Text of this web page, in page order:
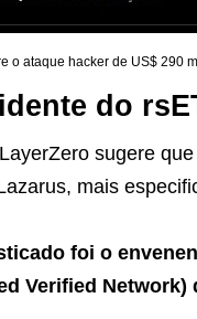
o ataque hacker de US$ 290
do
sugere
mais
foi o
Verified Network)